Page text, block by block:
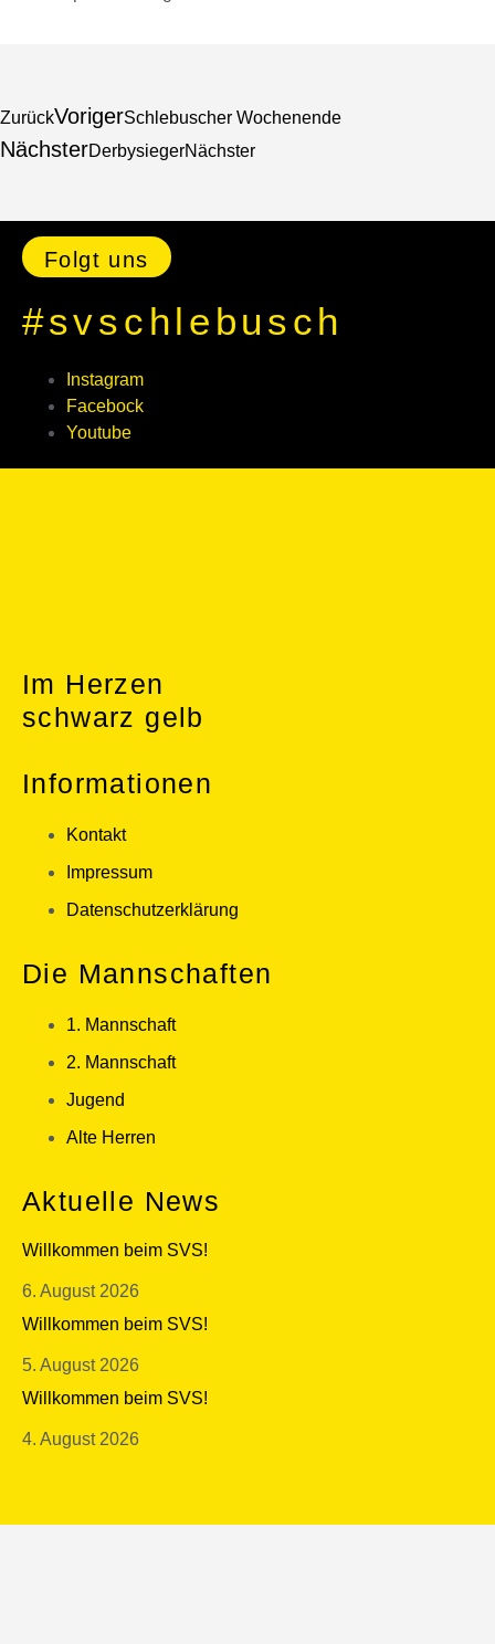
ZurückVorigerSchlebuscher Wochenende
NächsterDerbysiegerNächster
Folgt uns
#svschlebusch
Instagram
Facebock
Youtube
Im Herzen
schwarz gelb
Informationen
Kontakt
Impressum
Datenschutzerklärung
Die Mannschaften
1. Mannschaft
2. Mannschaft
Jugend
Alte Herren
Aktuelle News
Willkommen beim SVS!
6. August 2026
Willkommen beim SVS!
5. August 2026
Willkommen beim SVS!
4. August 2026